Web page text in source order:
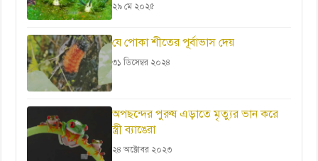
২৯ মে ২০২৫
যে পোকা শীতের পূর্বাভাস দেয়
৩১ ডিসেম্বর ২০২৪
অপছন্দের পুরুষ এড়াতে মৃত্যুর ভান করে
স্ত্রী ব্যাঙেরা
২৪ অক্টোবর ২০২৩